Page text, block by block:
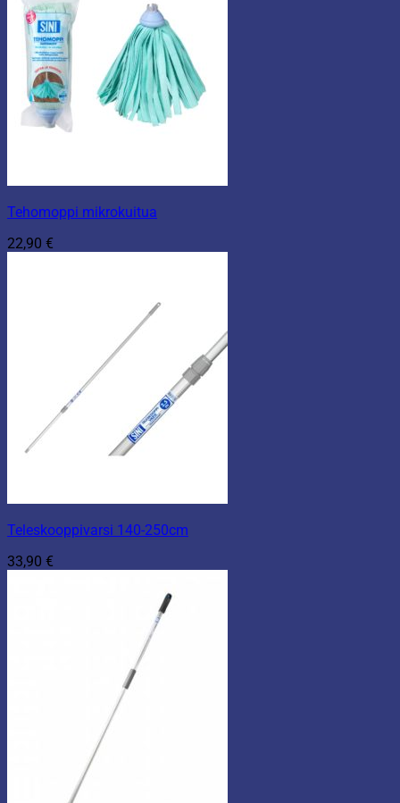
Tehomoppi mikrokuitua
22,90 €
Teleskooppivarsi 140-250cm
33,90 €